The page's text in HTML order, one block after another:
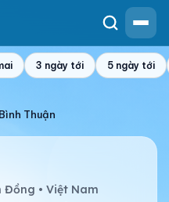
3 ngày tới 5 ngày tới
Thuận
Đồng • Việt Nam